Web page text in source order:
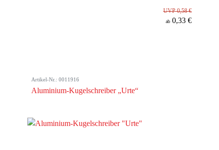
UVP 0,58 €
ab 0,33 €
Artikel-Nr.: 0011916
Aluminium-Kugelschreiber „Urte“